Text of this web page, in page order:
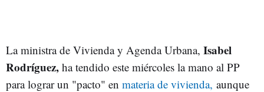
La ministra de Vivienda y Agenda Urbana, Isabel
Rodríguez, ha tendido este miércoles la mano al PP
para lograr un "pacto" en materia de vivienda, aunque